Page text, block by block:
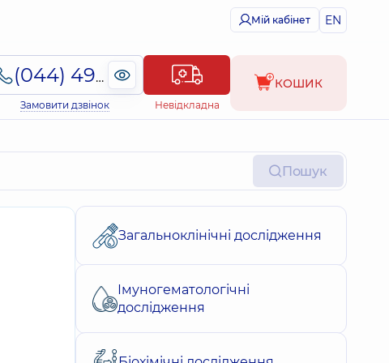
Мій кабінет EN
(044) 495-2-888
Замовити дзвінок Невідкладна
КОШИК
Пошук
Загальноклінічні дослідження
Імуногематологічні
дослідження